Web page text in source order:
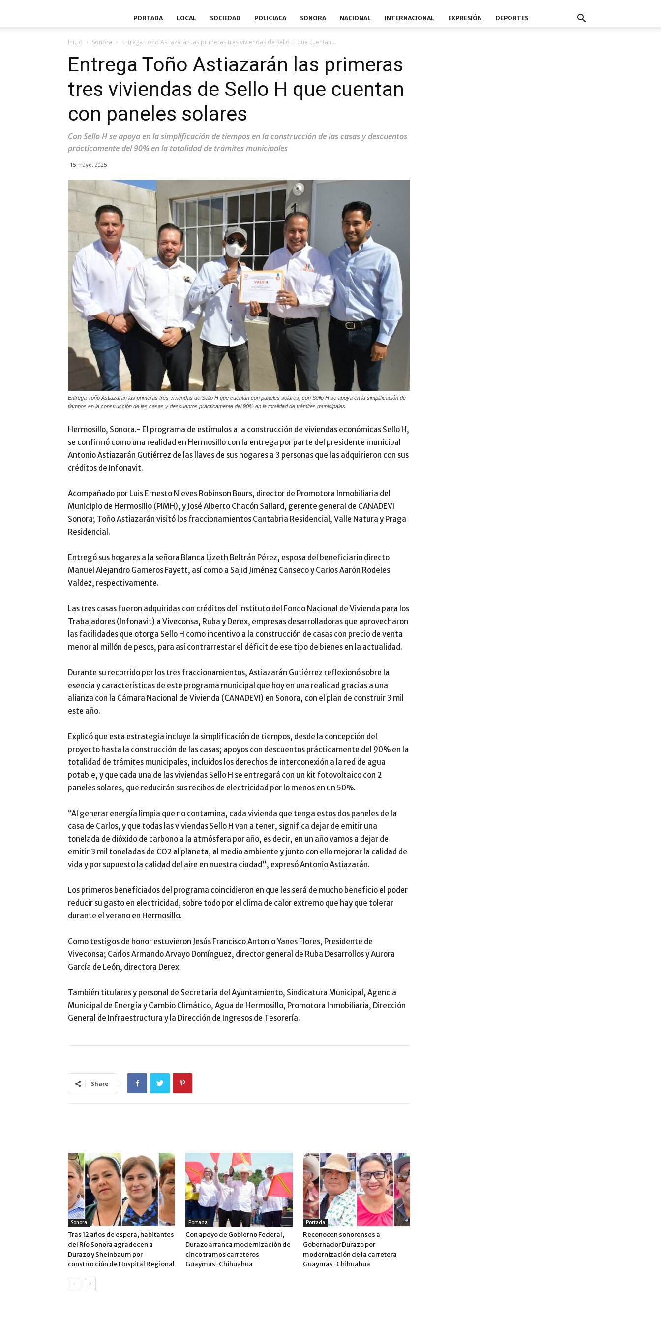
PORTADA LOCAL SOCIEDAD POLICIACA SONORA NACIONAL INTERNACIONAL EXPRESIÓN DEPORTES
Inicio Sonora Entrega Toño Astiazarán las primeras tres viviendas de Sello H que cuentan...
Entrega Toño Astiazarán las primeras
tres viviendas de Sello H que cuentan
con paneles solares
Con Sello H se apoya en la simplificación de tiempos en la construcción de las casas y descuentos
prácticamente del 90% en la totalidad de trámites municipales
15 mayo, 2025
Entrega Toño Astiazarán las primeras tres viviendas de Sello H que cuentan con paneles solares; con Sello H se apoya en la simplificación de
tiempos en la construcción de las casas y descuentos prácticamente del 90% en la totalidad de trámites municipales.
Hermosillo, Sonora.- El programa de estímulos a la construcción de viviendas económicas Sello H,
se confirmó como una realidad en Hermosillo con la entrega por parte del presidente municipal
Antonio Astiazarán Gutiérrez de las llaves de sus hogares a 3 personas que las adquirieron con sus
créditos de Infonavit.
Acompañado por Luis Ernesto Nieves Robinson Bours, director de Promotora Inmobiliaria del
Municipio de Hermosillo (PIMH), y José Alberto Chacón Sallard, gerente general de CANADEVI
Sonora; Toño Astiazarán visitó los fraccionamientos Cantabria Residencial, Valle Natura y Praga
Residencial.
Entregó sus hogares a la señora Blanca Lizeth Beltrán Pérez, esposa del beneficiario directo
Manuel Alejandro Gameros Fayett, así como a Sajid Jiménez Canseco y Carlos Aarón Rodeles
Valdez, respectivamente.
Las tres casas fueron adquiridas con créditos del Instituto del Fondo Nacional de Vivienda para los
Trabajadores (Infonavit) a Viveconsa, Ruba y Derex, empresas desarrolladoras que aprovecharon
las facilidades que otorga Sello H como incentivo a la construcción de casas con precio de venta
menor al millón de pesos, para así contrarrestar el déficit de ese tipo de bienes en la actualidad.
Durante su recorrido por los tres fraccionamientos, Astiazarán Gutiérrez reflexionó sobre la
esencia y características de este programa municipal que hoy en una realidad gracias a una
alianza con la Cámara Nacional de Vivienda (CANADEVI) en Sonora, con el plan de construir 3 mil
este año.
Explicó que esta estrategia incluye la simplificación de tiempos, desde la concepción del
proyecto hasta la construcción de las casas; apoyos con descuentos prácticamente del 90% en la
totalidad de trámites municipales, incluidos los derechos de interconexión a la red de agua
potable, y que cada una de las viviendas Sello H se entregará con un kit fotovoltaico con 2
paneles solares, que reducirán sus recibos de electricidad por lo menos en un 50%.
“Al generar energía limpia que no contamina, cada vivienda que tenga estos dos paneles de la
casa de Carlos, y que todas las viviendas Sello H van a tener, significa dejar de emitir una
tonelada de dióxido de carbono a la atmósfera por año, es decir, en un año vamos a dejar de
emitir 3 mil toneladas de CO2 al planeta, al medio ambiente y junto con ello mejorar la calidad de
vida y por supuesto la calidad del aire en nuestra ciudad”, expresó Antonio Astiazarán.
Los primeros beneficiados del programa coincidieron en que les será de mucho beneficio el poder
reducir su gasto en electricidad, sobre todo por el clima de calor extremo que hay que tolerar
durante el verano en Hermosillo.
Como testigos de honor estuvieron Jesús Francisco Antonio Yanes Flores, Presidente de
Viveconsa; Carlos Armando Arvayo Domínguez, director general de Ruba Desarrollos y Aurora
García de León, directora Derex.
También titulares y personal de Secretaría del Ayuntamiento, Sindicatura Municipal, Agencia
Municipal de Energía y Cambio Climático, Agua de Hermosillo, Promotora Inmobiliaria, Dirección
General de Infraestructura y la Dirección de Ingresos de Tesorería.
Share
Sonora
Tras 12 años de espera, habitantes
del Río Sonora agradecen a
Durazo y Sheinbaum por
construcción de Hospital Regional
Portada
Con apoyo de Gobierno Federal,
Durazo arranca modernización de
cinco tramos carreteros
Guaymas-Chihuahua
Portada
Reconocen sonorenses a
Gobernador Durazo por
modernización de la carretera
Guaymas-Chihuahua